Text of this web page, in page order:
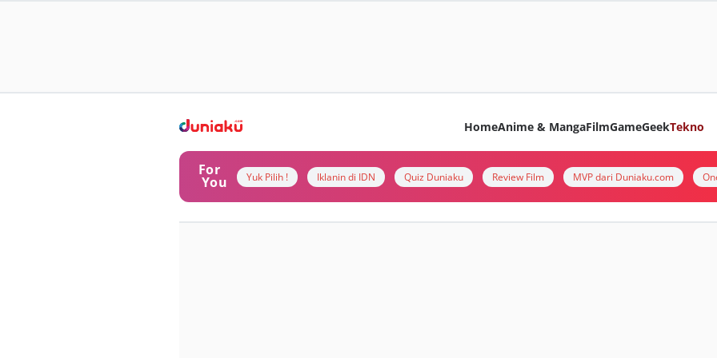
HomeAnime & MangaFilmGameGeekTekno
For
You Yuk Pilih ! Iklanin di IDN Quiz Duniaku Review Film MVP dari Duniaku.com